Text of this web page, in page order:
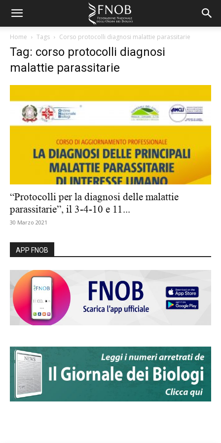
Home Tags Corso protocolli diagnosi malattie parassitarie
Tag: corso protocolli diagnosi
malattie parassitarie
“Protocolli per la diagnosi delle malattie
parassitarie”, il 3-4-10 e 11...
30 Marzo 2021
APP FNOB